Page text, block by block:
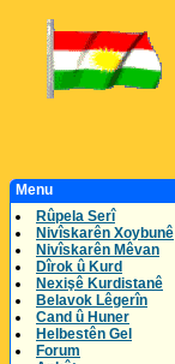
Menu
Rûpela Serî
Nivîskarên Xoybunê
Nivîskarên Mêvan
Dîrok û Kurd
Nexişê Kurdistanê
Belavok Lêgerîn
Cand û Huner
Helbestên Gel
Forum